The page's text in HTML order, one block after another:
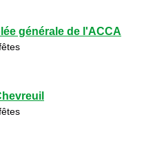
générale de l'ACCA